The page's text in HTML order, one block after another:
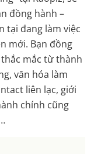
đồng hành –
tại đang làm việc
mới. Bạn đồng
mắc từ thành
văn hóa làm
liên lạc, giới
chính cũng